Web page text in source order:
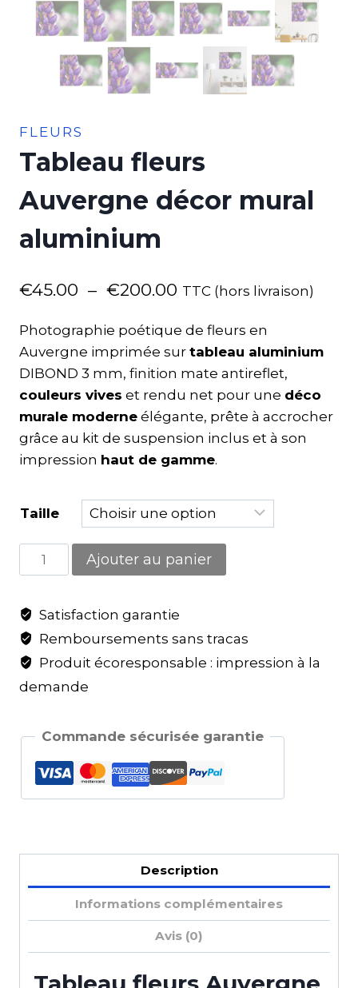
FLEURS
Tableau fleurs
Auvergne décor mural
aluminium
€45.00 – €200.00 TTC (hors livraison)
Photographie poétique de fleurs en
Auvergne imprimée sur tableau aluminium
DIBOND 3 mm, finition mate antireflet,
couleurs vives et rendu net pour une déco
murale moderne élégante, prête à accrocher
grâce au kit de suspension inclus et à son
impression haut de gamme.
Taille
Ajouter au panier
Satisfaction garantie
Remboursements sans tracas
Produit écoresponsable : impression à la
demande
Commande sécurisée garantie
Description
Informations complémentaires
Avis (0)